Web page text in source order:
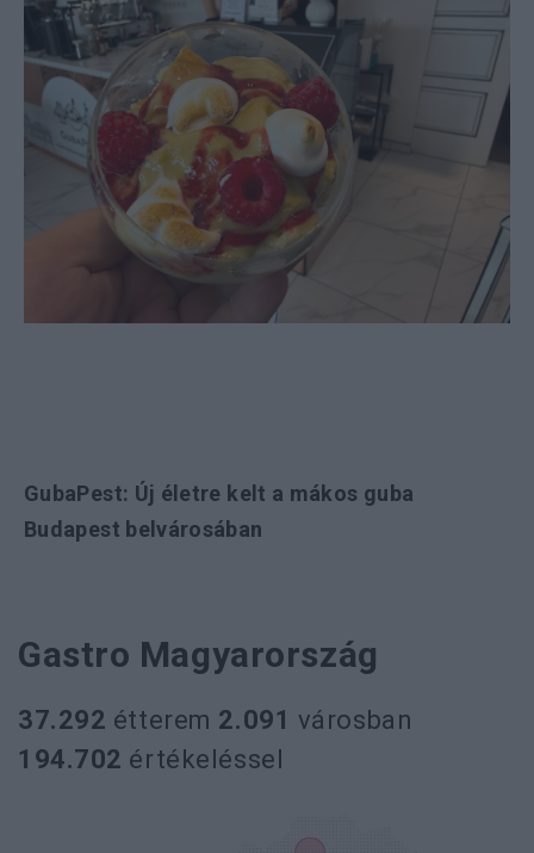
GubaPest: Új életre kelt a mákos guba
Budapest belvárosában
Gastro Magyarország
37.292 étterem 2.091 városban
194.702 értékeléssel